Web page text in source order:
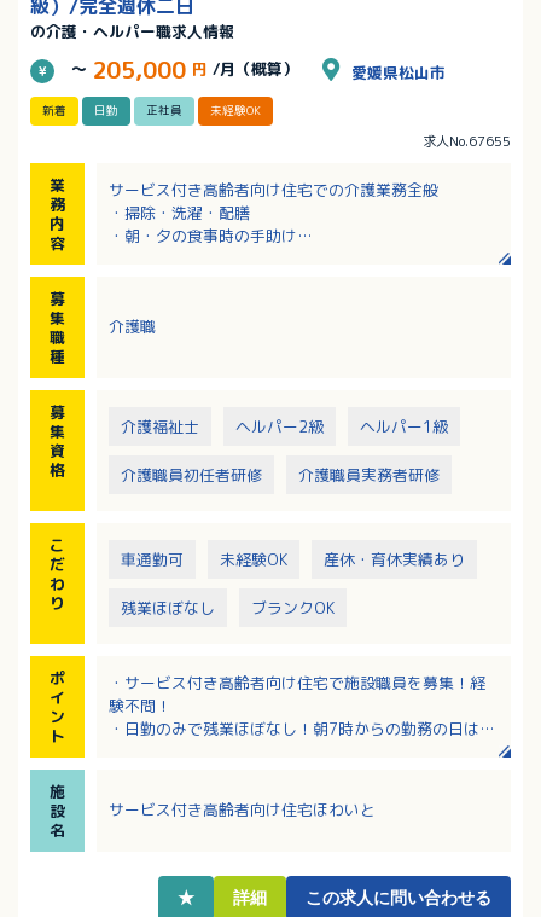
級）/完全週休二日
の介護・ヘルパー職求人情報
～ 205,000 円 /月（概算） 愛媛県松山市
新着 日勤 正社員 未経験OK
求人No.67655
業
務
内
容
サービス付き高齢者向け住宅での介護業務全般
・掃除・洗濯・配膳
・朝・夕の食事時の手助け
募
集
職
種
介護職
募
集
資
格
介護福祉士 ヘルパー2級 ヘルパー1級
介護職員初任者研修 介護職員実務者研修
こ
だ
わ
り
車通勤可 未経験OK 産休・育休実績あり
残業ほぼなし ブランクOK
ポ
イ
ン
ト
・サービス付き高齢者向け住宅で施設職員を募集！経
験不問！
・日勤のみで残業ほぼなし！朝7時からの勤務の日は16
・久米駅から徒歩10分でマイカー通勤用の無料駐車場
も完備しています！
施
設
名
サービス付き高齢者向け住宅ほわいと
★ 詳細 この求人に問い合わせる